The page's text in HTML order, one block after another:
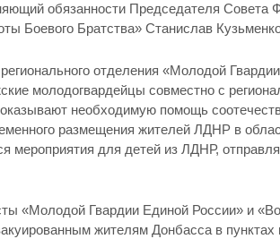
обязанности Председателя Совета
Боевого Братства» Станислав
отделения «Молодой
молодогвардейцы совместно с
необходимую помощь
размещения жителей ЛДНР в
мероприятия для детей из ЛДНР,
«Молодой Гвардии Единой России» и
жителям Донбасса в пунктах